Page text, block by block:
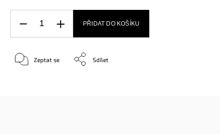
PŘIDAT DO KOŠÍKU
Zeptat se Sdílet